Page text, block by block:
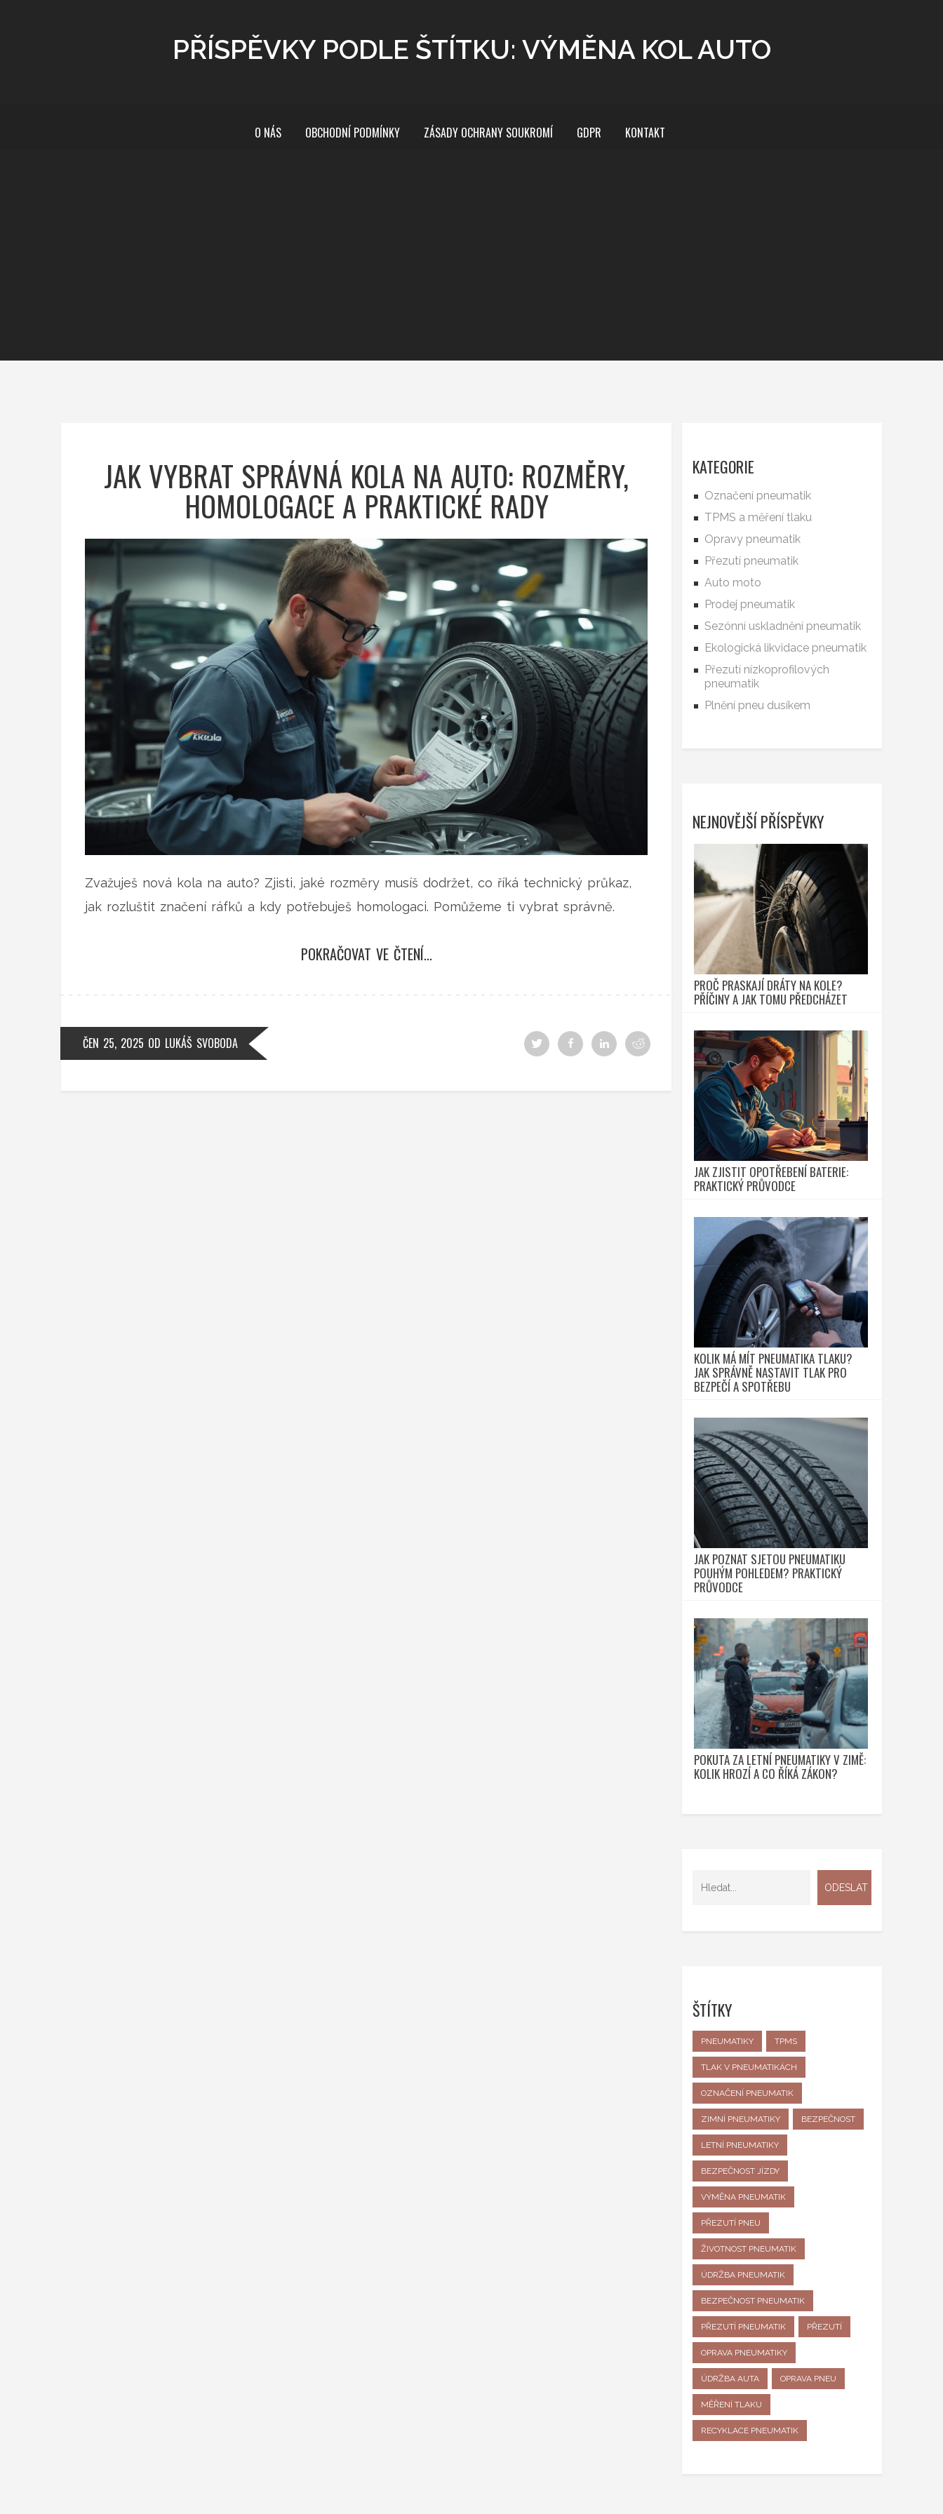
PŘÍSPĚVKY PODLE ŠTÍTKU: VÝMĚNA KOL AUTO
O NÁS OBCHODNÍ PODMÍNKY ZÁSADY OCHRANY SOUKROMÍ GDPR KONTAKT
JAK VYBRAT SPRÁVNÁ KOLA NA AUTO: ROZMĚRY,
HOMOLOGACE A PRAKTICKÉ RADY
Zvažuješ nová kola na auto? Zjisti, jaké rozměry musíš dodržet, co říká technický průkaz,
jak rozluštit značení ráfků a kdy potřebuješ homologaci. Pomůžeme ti vybrat správně.
POKRAČOVAT VE ČTENÍ...
ČEN 25, 2025 OD LUKÁŠ SVOBODA
KATEGORIE
Označení pneumatik
TPMS a měření tlaku
Opravy pneumatik
Přezutí pneumatik
Auto moto
Prodej pneumatik
Sezónní uskladnění pneumatik
Ekologická likvidace pneumatik
Přezutí nízkoprofilových
pneumatik
Plnění pneu dusíkem
NEJNOVĚJŠÍ PŘÍSPĚVKY
PROČ PRASKAJÍ DRÁTY NA KOLE?
PŘÍČINY A JAK TOMU PŘEDCHÁZET
JAK ZJISTIT OPOTŘEBENÍ BATERIE:
PRAKTICKÝ PRŮVODCE
KOLIK MÁ MÍT PNEUMATIKA TLAKU?
JAK SPRÁVNĚ NASTAVIT TLAK PRO
BEZPEČÍ A SPOTŘEBU
JAK POZNAT SJETOU PNEUMATIKU
POUHÝM POHLEDEM? PRAKTICKÝ
PRŮVODCE
POKUTA ZA LETNÍ PNEUMATIKY V ZIMĚ:
KOLIK HROZÍ A CO ŘÍKÁ ZÁKON?
ŠTÍTKY
PNEUMATIKY TPMS
TLAK V PNEUMATIKÁCH
OZNAČENÍ PNEUMATIK
ZIMNÍ PNEUMATIKY BEZPEČNOST
LETNÍ PNEUMATIKY
BEZPEČNOST JÍZDY
VÝMĚNA PNEUMATIK
PŘEZUTÍ PNEU
ŽIVOTNOST PNEUMATIK
ÚDRŽBA PNEUMATIK
BEZPEČNOST PNEUMATIK
PŘEZUTÍ PNEUMATIK PŘEZUTÍ
OPRAVA PNEUMATIKY
ÚDRŽBA AUTA OPRAVA PNEU
MĚŘENÍ TLAKU
RECYKLACE PNEUMATIK